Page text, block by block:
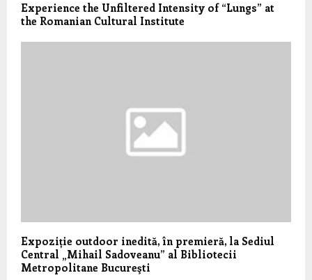
Experience the Unfiltered Intensity of “Lungs” at
the Romanian Cultural Institute
Expoziție outdoor inedită, în premieră, la Sediul
Central „Mihail Sadoveanu” al Bibliotecii
Metropolitane Bucureşti